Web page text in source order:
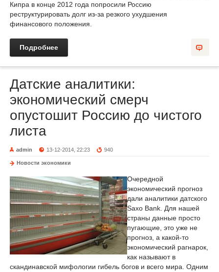
Кипра в конце 2012 года попросили Россию
реструктурировать долг из-за резкого ухудшения
финансового положения.
Подробнее
Датские аналитики:
экономический смерч
опустошит Россию до чистого
листа
admin 13-12-2014, 22:23 940
Новости экономики
Очередной
экономический прогноз
дали аналитики датского
Saxo Bank. Для нашей
страны данные просто
пугающие, это уже не
прогноз, а какой-то
экономический рагнарок,
как называют в
скандинавской мифологии гибель богов и всего мира. Одним